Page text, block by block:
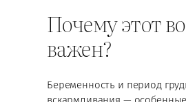
Почему этот
важен?
Беременность и период